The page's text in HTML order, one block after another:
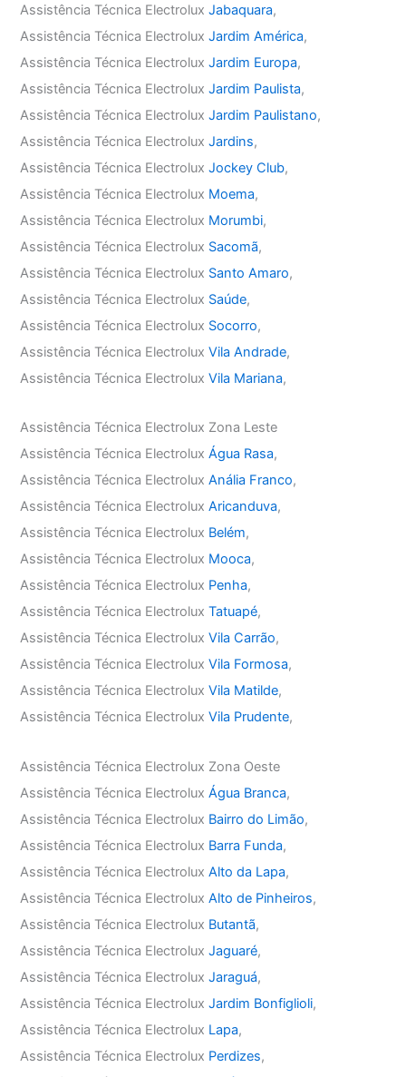
Assistência Técnica ElectroluxJabaquara,
Assistência Técnica ElectroluxJardim América,
Assistência Técnica ElectroluxJardim Europa,
Assistência Técnica ElectroluxJardim Paulista,
Assistência Técnica ElectroluxJardim Paulistano,
Assistência Técnica ElectroluxJardins,
Assistência Técnica ElectroluxJockey Club,
Assistência Técnica Electrolux Moema,
Assistência Técnica Electrolux Morumbi,
Assistência Técnica Electrolux Sacomã,
Assistência Técnica Electrolux Santo Amaro,
Assistência Técnica Electrolux Saúde,
Assistência Técnica Electrolux Socorro,
Assistência Técnica ElectroluxVila Andrade,
Assistência Técnica ElectroluxVila Mariana,
Assistência Técnica Electrolux Zona Leste
Assistência Técnica ElectroluxÁgua Rasa,
Assistência Técnica ElectroluxAnália Franco,
Assistência Técnica ElectroluxAricanduva,
Assistência Técnica Electrolux Belém,
Assistência Técnica Electrolux Mooca,
Assistência Técnica Electrolux Penha,
Assistência Técnica ElectroluxTatuapé,
Assistência Técnica ElectroluxVila Carrão,
Assistência Técnica ElectroluxVila Formosa,
Assistência Técnica ElectroluxVila Matilde,
Assistência Técnica ElectroluxVila Prudente,
Assistência Técnica Electrolux Zona Oeste
Assistência Técnica ElectroluxÁgua Branca,
Assistência Técnica Electrolux Bairro do Limão,
Assistência Técnica Electrolux Barra Funda,
Assistência Técnica ElectroluxAlto da Lapa,
Assistência Técnica ElectroluxAlto de Pinheiros,
Assistência Técnica Electrolux Butantã,
Assistência Técnica ElectroluxJaguaré,
Assistência Técnica ElectroluxJaraguá,
Assistência Técnica ElectroluxJardim Bonfiglioli,
Assistência Técnica Electrolux Lapa,
Assistência Técnica Electrolux Perdizes,